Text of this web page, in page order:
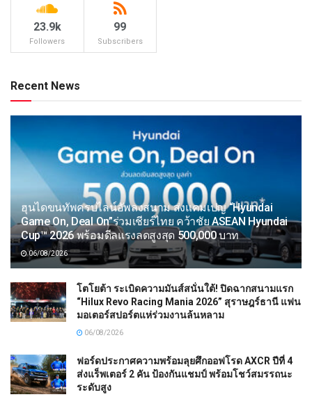
23.9k
Followers
99
Subscribers
Recent News
ฮุนไดขนทัพครบไลน์อัพลงสนาม ส่งแคมเปญ “Hyundai
Game On, Deal On”ร่วมเชียร์ไทย คว้าชัย ASEAN Hyundai
Cup™ 2026 พร้อมดีลแรงลดสูงสุด 500,000 บาท
06/08/2026
โตโยต้า ระเบิดความมันส์สนั่นใต้! ปิดฉากสนามแรก
“Hilux Revo Racing Mania 2026” สุราษฎร์ธานี แฟน
มอเตอร์สปอร์ตแห่ร่วมงานล้นหลาม
06/08/2026
ฟอร์ดประกาศความพร้อมลุยศึกออฟโรด AXCR ปีที่ 4
ส่งแร็พเตอร์ 2 คัน ป้องกันแชมป์ พร้อมโชว์สมรรถนะ
ระดับสูง